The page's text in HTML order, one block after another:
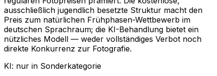
ausschließlich jugendlich besetzte Struktur macht den
Preis zum natürlichen Frühphasen-Wettbewerb im
deutschen Sprachraum; die KI-Behandlung bietet ein
nützliches Modell — weder vollständiges Verbot noch
direkte Konkurrenz zur Fotografie.
KI: nur in Sonderkategorie